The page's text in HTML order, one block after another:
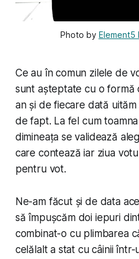
Photo by Element5
Ce au în comun zilele de
sunt așteptate cu o formă
an și de fiecare dată
de fapt. La fel cum
dimineața se validează
care contează iar ziua
pentru vot.
Ne-am făcut și de data
să împușcăm doi iepuri
combinat-o cu plimbarea
celălalt a stat cu câinii